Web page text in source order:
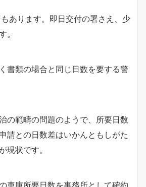
あります。即日交付の署さえ、少
。
書類の場合と同じ日数を要する警
の範疇の問題のようで、所要日数
請との日数差はいかんともしがた
現状です。
車庫所要日数を事務所として確約